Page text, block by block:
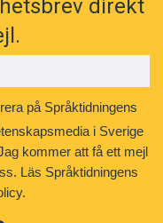
direkt
på Språktidningens
i Sverige
kommer att få ett mejl
Läs Språktidningens